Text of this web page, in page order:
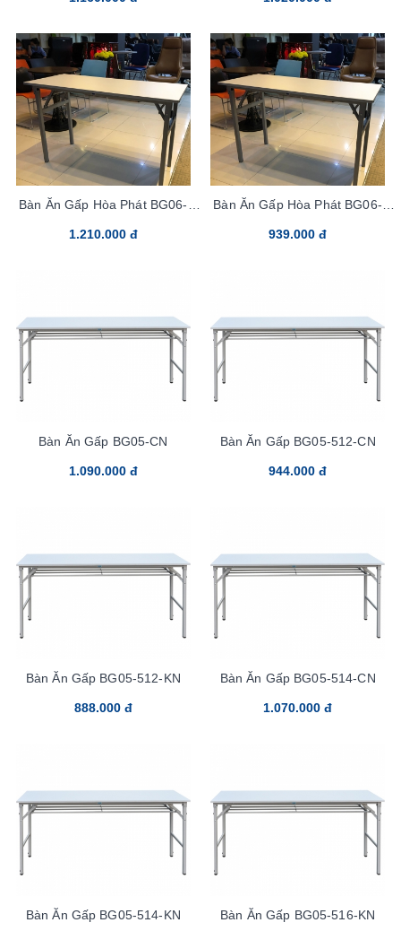
Bàn Ăn Gấp Hòa Phát BG06-
1.210.000 đ
Bàn Ăn Gấp Hòa Phát BG06-
939.000 đ
Bàn Ăn Gấp BG05-CN
1.090.000 đ
Bàn Ăn Gấp BG05-512-CN
944.000 đ
Bàn Ăn Gấp BG05-512-KN
888.000 đ
Bàn Ăn Gấp BG05-514-CN
1.070.000 đ
Bàn Ăn Gấp BG05-514-KN Bàn Ăn Gấp BG05-516-KN